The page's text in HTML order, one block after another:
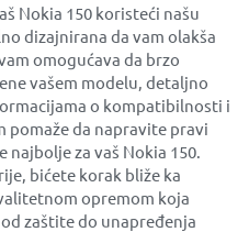
Nokia 150 koristeći našu
dizajnirana da vam olakša
omogućava da brzo
vašem modelu, detaljno
o kompatibilnosti i
pomaže da napravite pravi
za vaš Nokia 150.
bićete korak bliže ka
opremom koja
zaštite do unapređenja